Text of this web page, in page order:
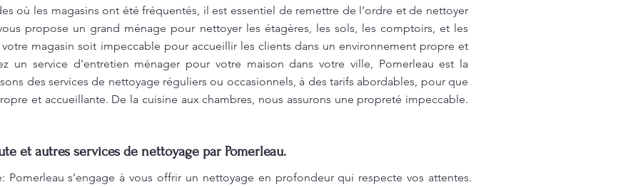
où les magasins ont été fréquentés, il est essentiel de remettre de l’ordre et de nettoyer
propose un grand ménage pour nettoyer les étagères, les sols, les comptoirs, et les
magasin soit impeccable pour accueillir les clients dans un environnement propre et
un service d'entretien ménager pour votre maison dans votre ville, Pomerleau est la
des services de nettoyage réguliers ou occasionnels, à des tarifs abordables, pour que
et accueillante. De la cuisine aux chambres, nous assurons une propreté impeccable.
et autres services de nettoyage par Pomerleau.
Pomerleau s’engage à vous offrir un nettoyage en profondeur qui respecte vos attentes.